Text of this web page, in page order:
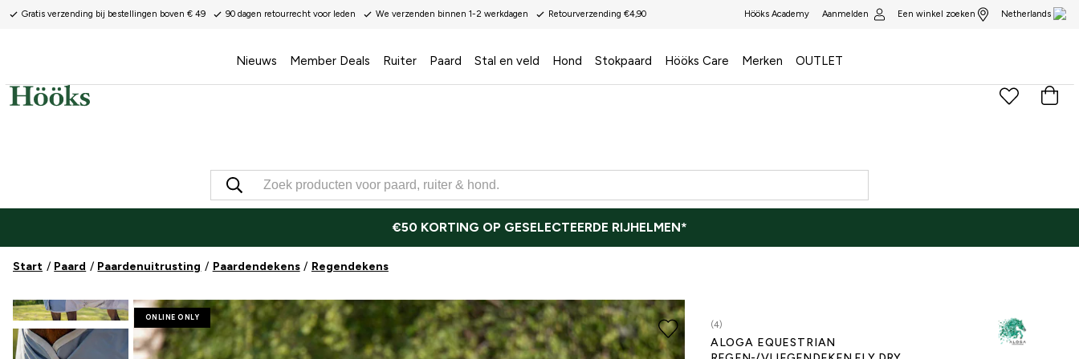
Gratis verzending bij bestellingen boven € 49 90 dagen retourrecht voor leden We verzenden binnen 1-2 werkdagen Retourverzending €4,90 Hööks Academy Aanmelden Een winkel zoeken Netherlands
Nieuws Member Deals Ruiter Paard Stal en veld Hond Stokpaard Hööks Care Merken OUTLET
€50 KORTING OP GESELECTEERDE RIJHELMEN*
Start Paard Paardenuitrusting Paardendekens Regendekens
ONLINE ONLY
(4)
ALOGA EQUESTRIAN